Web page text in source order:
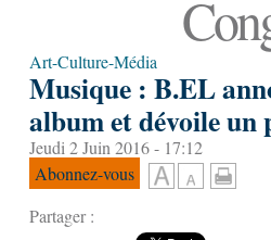
Art-Culture-Média
Musique : B.EL
album et dévoile un
Jeudi 2 Juin 2016 - 17:12
Abonnez-vous
Partager :